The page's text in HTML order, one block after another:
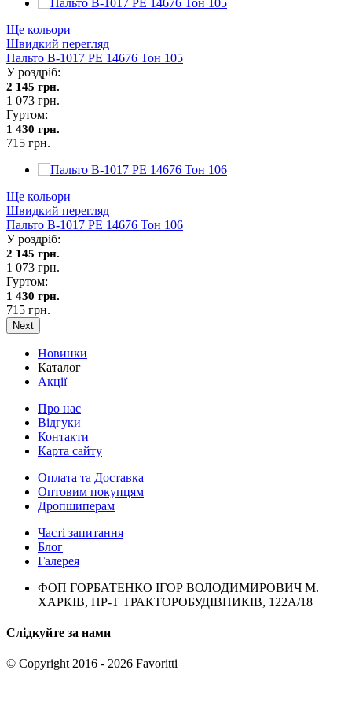
Ще кольори
Швидкий перегляд
Пальто В-1017 PE 14676 Тон 105
У роздріб:
2 145 грн.
1 073 грн.
Гуртом:
1 430 грн.
715 грн.
Ще кольори
Швидкий перегляд
Пальто В-1017 PE 14676 Тон 106
У роздріб:
2 145 грн.
1 073 грн.
Гуртом:
1 430 грн.
715 грн.
Next
Новинки
Каталог
Акції
Про нас
Відгуки
Контакти
Карта сайту
Оплата та Доставка
Оптовим покупцям
Дропшиперам
Часті запитання
Блог
Галерея
ФОП ГОРБАТЕНКО ІГОР ВОЛОДИМИРОВИЧ М.
ХАРКІВ, ПР-Т ТРАКТОРОБУДІВНИКІВ, 122А/18
Слідкуйте за нами
© Copyright 2016 - 2026 Favoritti